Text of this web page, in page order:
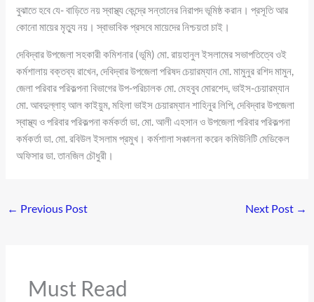
বুঝাতে হবে যে- বাড়িতে নয় স্বাস্থ্য কেন্দ্রে সন্তানের নিরাপদ ভূমিষ্ঠ করান। প্রসূতি আর
কোনো মায়ের মৃত্যু নয়। স্বাভাবিক প্রসবে মায়েদের নিশ্চয়তা চাই।
দেবিদ্বার উপজেলা সহকারী কমিশনার (ভূমি) মো. রায়হানুল ইসলামের সভাপতিত্বে ওই
কর্মশালায় বক্তব্য রাখেন, দেবিদ্বার উপজেলা পরিষদ চেয়ারম্যান মো. মামুনুর রশিদ মামুন,
জেলা পরিবার পরিকল্পনা বিভাগের উপ-পরিচালক মো. মেহবুব মোরশেদ, ভাইস-চেয়ারম্যান
মো. আবদুল্লাহ্ আল কাইয়ুম, মহিলা ভাইস চেয়ারম্যান শাহিনুর লিপি, দেবিদ্বার উপজেলা
স্বাস্থ্য ও পরিবার পরিকল্পনা কর্মকর্তা ডা. মো. আলী এহসান ও উপজেলা পরিবার পরিকল্পনা
কর্মকর্তা ডা. মো. রবিউল ইসলাম প্রমুখ। কর্মশালা সঞ্চালনা করেন কমিউনিটি মেডিকেল
অফিসার ডা. তানজিল চৌধুরী।
← Previous Post Next Post →
Must Read